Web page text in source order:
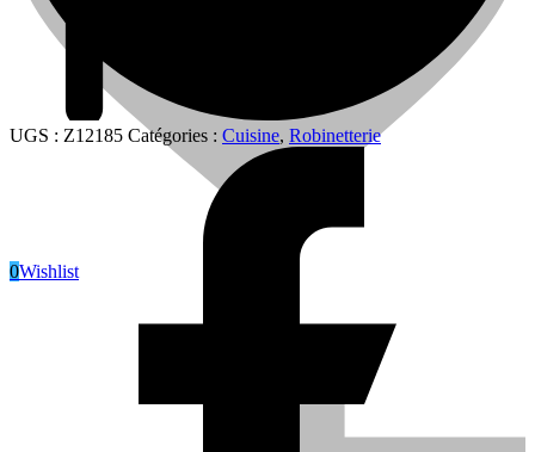
0Wishlist
UGS : Z12185 Catégories : Cuisine, Robinetterie